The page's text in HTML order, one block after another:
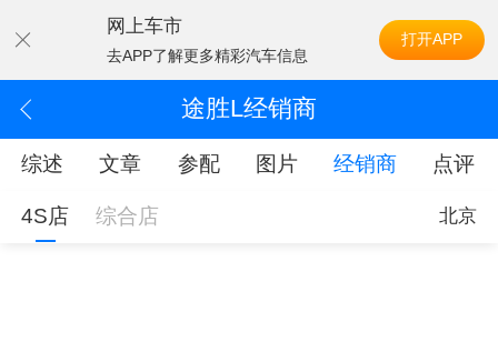
网上车市
去APP了解更多精彩汽车信息
打开APP
途胜L经销商
综述 文章 参配 图片 经销商 点评
4S店 综合店 北京